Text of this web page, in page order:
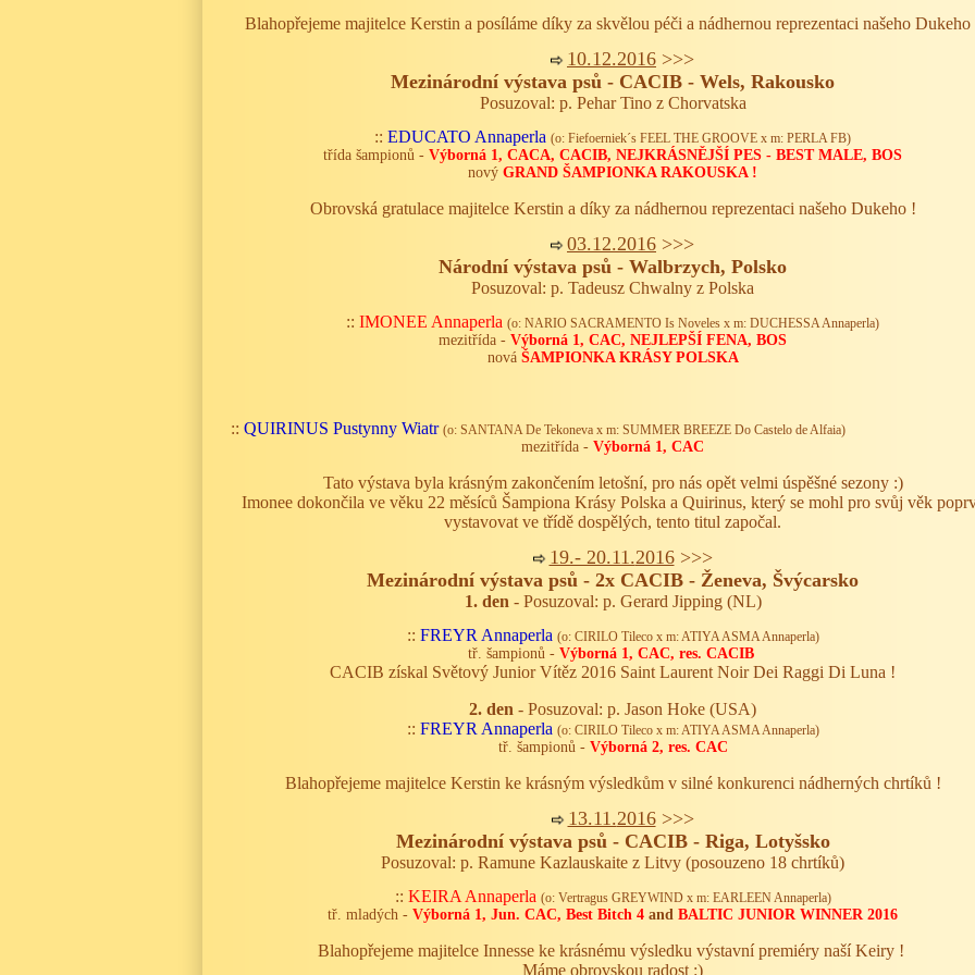
Blahopřejeme majitelce Kerstin a posíláme díky za skvělou péči a nádhernou reprezentaci našeho Dukeho
10.12.2016 >>>
Mezinárodní výstava psů - CACIB - Wels, Rakousko
Posuzoval: p. Pehar Tino z Chorvatska
:: EDUCATO Annaperla (o: Fiefoerniek´s FEEL THE GROOVE x m: PERLA FB)
třída šampionů - Výborná 1, CACA, CACIB, NEJKRÁSNĚJŠÍ PES - BEST MALE, BOS
nový GRAND ŠAMPIONKA RAKOUSKA !
Obrovská gratulace majitelce Kerstin a díky za nádhernou reprezentaci našeho Dukeho !
03.12.2016 >>>
Národní výstava psů - Walbrzych, Polsko
Posuzoval: p. Tadeusz Chwalny z Polska
:: IMONEE Annaperla (o: NARIO SACRAMENTO Is Noveles x m: DUCHESSA Annaperla)
mezitřída - Výborná 1, CAC, NEJLEPŠÍ FENA, BOS
nováŠAMPIONKA KRÁSY POLSKA
:: QUIRINUS Pustynny Wiatr (o: SANTANA De Tekoneva x m: SUMMER BREEZE Do Castelo de Alfaia)
mezitřída - Výborná 1, CAC
Tato výstava byla krásným zakončením letošní, pro nás opět velmi úspěšné sezony :)
Imonee dokončila ve věku 22 měsíců Šampiona Krásy Polska a Quirinus, který se mohl pro svůj věk
vystavovat ve třídě dospělých, tento titul započal.
19.- 20.11.2016>>>
Mezinárodní výstava psů - 2x CACIB - Ženeva, Švýcarsko
1. den - Posuzoval: p. Gerard Jipping (NL)
:: FREYR Annaperla (o: CIRILO Tileco x m: ATIYA ASMA Annaperla)
tř. šampionů - Výborná 1, CAC, res. CACIB
CACIB získal Světový Junior Vítěz 2016 Saint Laurent Noir Dei Raggi Di Luna !
2. den - Posuzoval: p. Jason Hoke (USA)
:: FREYR Annaperla (o: CIRILO Tileco x m: ATIYA ASMA Annaperla)
tř. šampionů - Výborná 2, res. CAC
Blahopřejeme majitelce Kerstin ke krásným výsledkům v silné konkurenci nádherných chrtíků !
13.11.2016>>>
Mezinárodní výstava psů - CACIB - Riga, Lotyšsko
Posuzoval: p. Ramune Kazlauskaite z Litvy (posouzeno 18 chrtíků)
:: KEIRA Annaperla (o: Vertragus GREYWIND x m: EARLEEN Annaperla)
tř. mladých - Výborná 1, Jun. CAC, Best Bitch 4 and BALTIC JUNIOR WINNER 2016
Blahopřejeme majitelce Innesse ke krásnému výsledku výstavní premiéry naší Keiry !
Máme obrovskou radost :)